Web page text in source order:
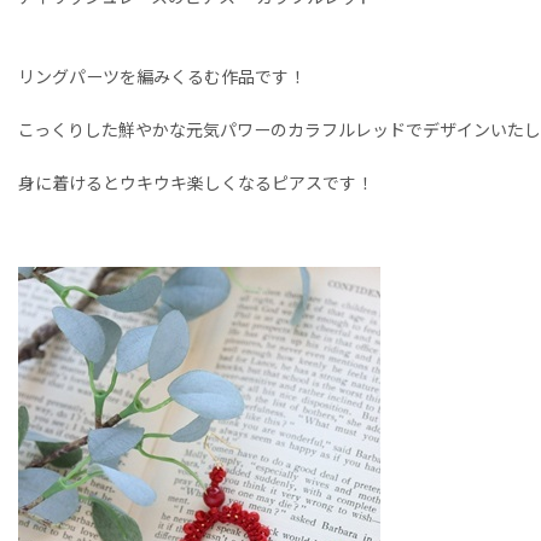
リングパーツを編みくるむ作品です！
こっくりした鮮やかな元気パワーのカラフルレッドでデザインいたし
身に着けるとウキウキ楽しくなるピアスです！